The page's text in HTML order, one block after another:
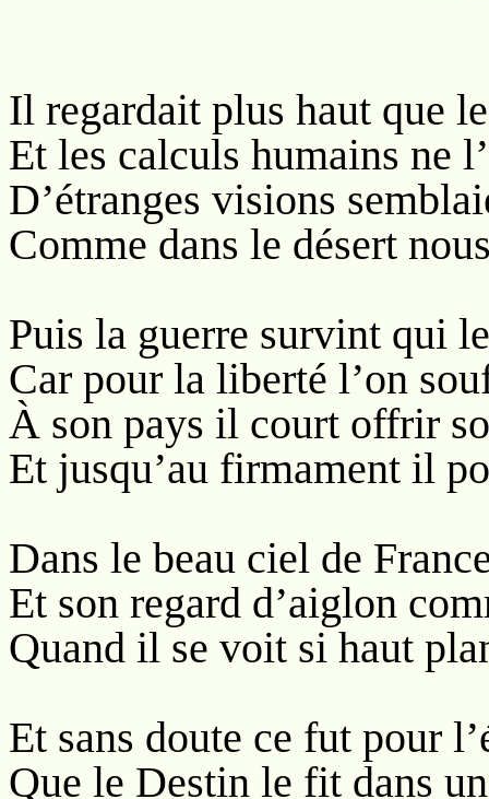
Il regardait plus haut que
Et les calculs humains ne
D’étranges visions
Comme dans le désert
Puis la guerre survint qui
Car pour la liberté l’on
À son pays il court offrir
Et jusqu’au firmament il
Dans le beau ciel de
Et son regard d’aiglon
Quand il se voit si haut
Et sans doute ce fut pour
Que le Destin le fit dans